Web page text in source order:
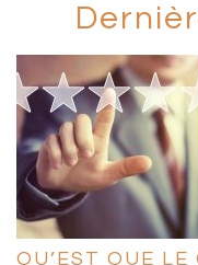
QU’EST QUE LE